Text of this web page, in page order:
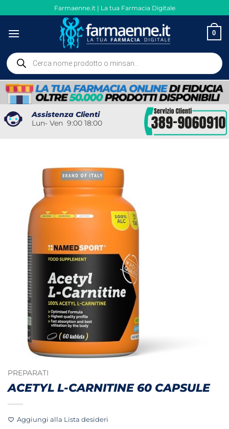
ai
contenuti
Farmaenne.it | La tua Farmacia Digitale
0
Ricerca
prodotti
Assistenza Clienti
Lun- Ven 9:00 18:00
PREPARATI
ACETYL L-CARNITINE 60 CAPSULE
Aggiungi alla Lista desideri